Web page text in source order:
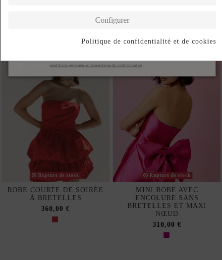
Rupture de stock
ROBE COURTE DE SOIRÉE
À BRETELLES
360,00 €
Rupture de stock
MINI ROBE AVEC
ENCOLURE SANS
BRETELLES ET MAXI
NŒUD
310,00 €
conditions générales et la politique de confidentialité
Configurer
Politique de confidentialité et de cookies